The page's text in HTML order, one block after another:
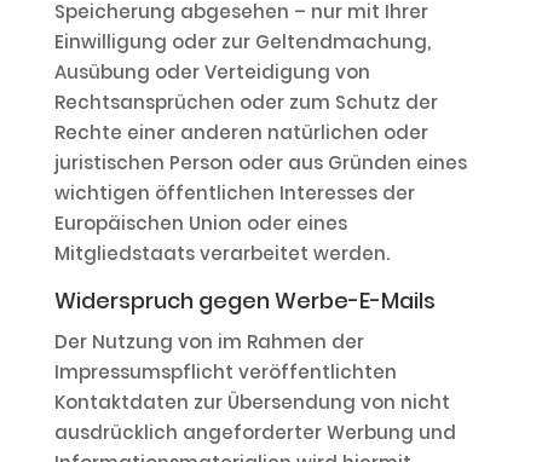
Speicherung abgesehen – nur mit Ihrer
Einwilligung oder zur Geltendmachung,
Ausübung oder Verteidigung von
Rechtsansprüchen oder zum Schutz der
Rechte einer anderen natürlichen oder
juristischen Person oder aus Gründen eines
wichtigen öffentlichen Interesses der
Europäischen Union oder eines
Mitgliedstaats verarbeitet werden.
Widerspruch gegen Werbe-E-Mails
Der Nutzung von im Rahmen der
Impressumspflicht veröffentlichten
Kontaktdaten zur Übersendung von nicht
ausdrücklich angeforderter Werbung und